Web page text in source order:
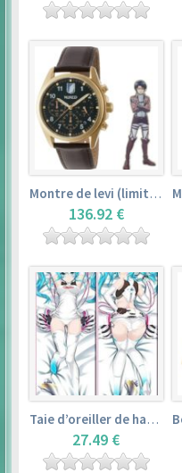
Montre de levi (limited edition) – shingeki no kyojin
136.92 €
Taie d’oreiller de hatsune miku (150cm×50cm) – vocaloid
27.49 €